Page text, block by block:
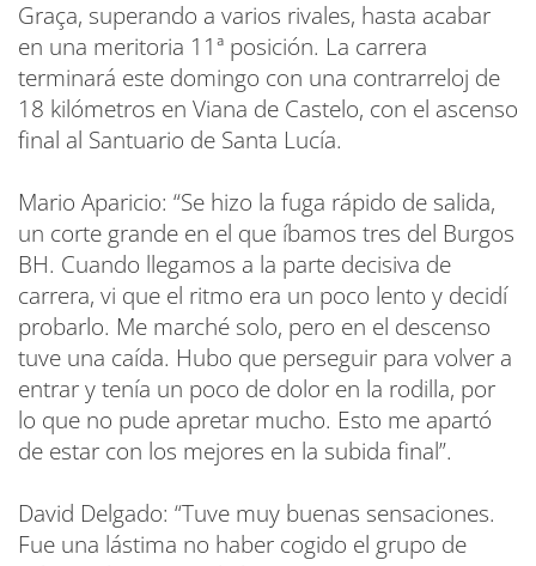
Graça, superando a varios rivales, hasta acabar
en una meritoria 11ª posición. La carrera
terminará este domingo con una contrarreloj de
18 kilómetros en Viana de Castelo, con el ascenso
final al Santuario de Santa Lucía.
Mario Aparicio: “Se hizo la fuga rápido de salida,
un corte grande en el que íbamos tres del Burgos
BH. Cuando llegamos a la parte decisiva de
carrera, vi que el ritmo era un poco lento y decidí
probarlo. Me marché solo, pero en el descenso
tuve una caída. Hubo que perseguir para volver a
entrar y tenía un poco de dolor en la rodilla, por
lo que no pude apretar mucho. Esto me apartó
de estar con los mejores en la subida final”.
David Delgado: “Tuve muy buenas sensaciones.
Fue una lástima no haber cogido el grupo de